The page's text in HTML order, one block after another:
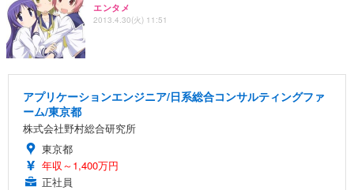
エンタメ
2013.4.30(火) 11:51
アプリケーションエンジニア/日系総合コンサルティングファ
ーム/東京都
株式会社野村総合研究所
東京都
年収～1,400万円
正社員